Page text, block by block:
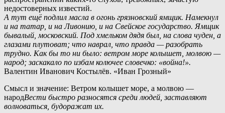
недостоверных известий.
А тут ещё подлил масла в огонь грязновский ямщик. Намекнул
и на татар, и на Ливонию, и на Свейское государство. Ямщик
бывалый, московский. Под хмельком дядя был, на слова чуден, а
глазами плутоват; что наврал, что правда — разобрать
трудно. Как бы то ни было: ветром море колышет, молвою —
народ; заскакало по избам колючее словечко: «война!».
Валентин Иванович Костылёв. «Иван Грозный»
Смысл и значение: Ветром колышет море, а молвою —
народВести быстро разносятся среди людей, заставляют
волноваться, будоражат их.